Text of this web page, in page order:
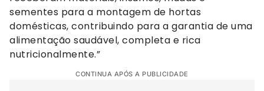
sementes para a montagem de hortas
domésticas, contribuindo para a garantia de uma
alimentação saudável, completa e rica
nutricionalmente.”
CONTINUA APÓS A PUBLICIDADE